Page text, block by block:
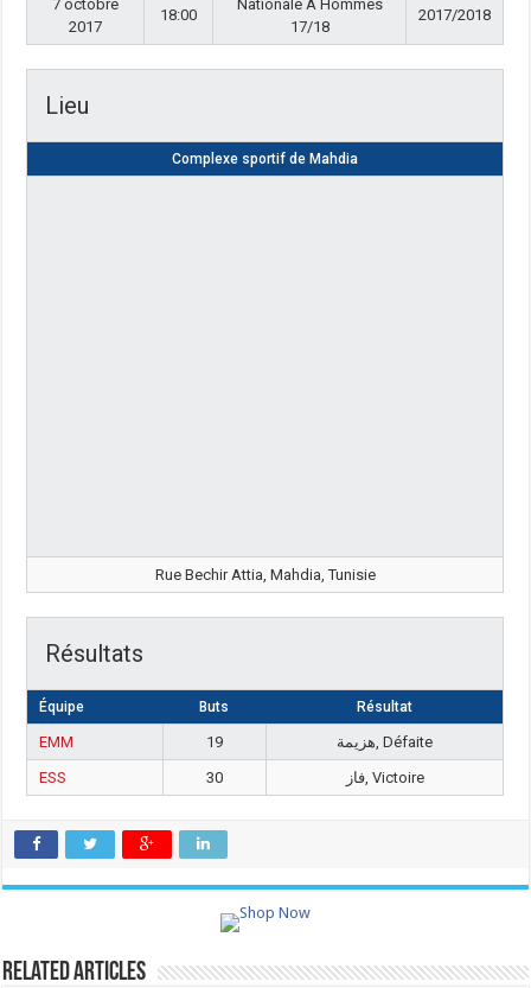
7 octobre
2017
18:00
Nationale A Hommes
17/18
2017/2018
Lieu
Complexe sportif de Mahdia
Rue Bechir Attia, Mahdia, Tunisie
Résultats
Équipe Buts Résultat
EMM 19
هزيمة, Défaite
ESS
30 فاز, Victoire
Related Articles